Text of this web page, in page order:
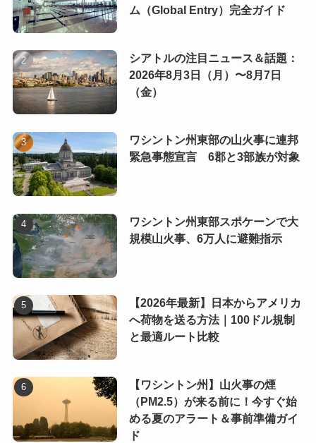
ム（Global Entry）完全ガイド
シアトルの注目ニュース＆話題：
2026年8月3日（月）〜8月7日
（金）
ワシントン州東部の山火事に連邦
緊急事態宣言 6郡と3部族が対象
ワシントン州東部スポケーンで大
規模山火事、6万人に避難指示
【2026年最新】日本からアメリカ
へ荷物を送る方法｜100ドル規制
と最適ルート比較
【ワシントン州】山火事の煙
（PM2.5）が来る前に！今すぐ始
める夏のアラート＆事前準備ガイ
ド